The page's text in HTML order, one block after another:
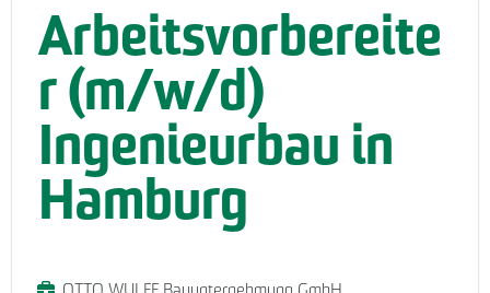
Arbeitsvorbereite
r (m/w/d)
Ingenieurbau in
Hamburg